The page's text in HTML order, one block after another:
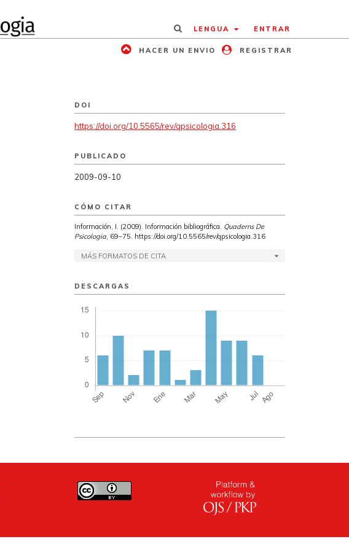
LENGUA ENTRAR
HACER UN ENVIO REGISTRAR
DOI
https://doi.org/10.5565/rev/qpsicologia.316
PUBLICADO
2009-09-10
CÓMO CITAR
Información, I. (2009). Información bibliográfica. Quaderns De
Psicologia, 69–75. https://doi.org/10.5565/rev/qpsicologia.316
MÁS FORMATOS DE CITA
DESCARGAS